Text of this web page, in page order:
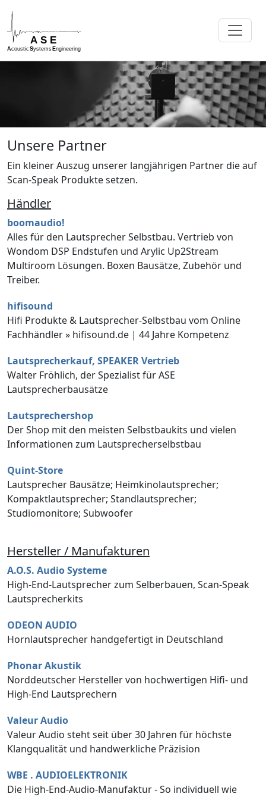
Unsere Partner
Ein kleiner Auszug unserer langjährigen Partner die auf
Scan-Speak Produkte setzen.
Händler
boomaudio!
Alles für den Lautsprecher Selbstbau. Vertrieb von
Wondom DSP Endstufen und Arylic Up2Stream
Multiroom Lösungen. Boxen Bausätze, Zubehör und
Treiber.
hifisound
Hifi Produkte & Lautsprecher-Selbstbau vom Online
Fachhändler » hifisound.de | 44 Jahre Kompetenz
Lautsprecherkauf, SPEAKER Vertrieb
Walter Fröhlich, der Spezialist für ASE
Lautsprecherbausätze
Lautsprechershop
Der Shop mit den meisten Selbstbaukits und vielen
Informationen zum Lautsprecherselbstbau
Quint-Store
Lautsprecher Bausätze; Heimkinolautsprecher;
Kompaktlautsprecher; Standlautsprecher;
Studiomonitore; Subwoofer
Hersteller / Manufakturen
A.O.S. Audio Systeme
High-End-Lautsprecher zum Selberbauen, Scan-Speak
Lautsprecherkits
ODEON AUDIO
Hornlautsprecher handgefertigt in Deutschland
Phonar Akustik
Norddeutscher Hersteller von hochwertigen Hifi- und
High-End Lautsprechern
Valeur Audio
Valeur Audio steht seit über 30 Jahren für höchste
Klangqualität und handwerkliche Präzision
WBE . AUDIOELEKTRONIK
Die High-End-Audio-Manufaktur - So individuell wie